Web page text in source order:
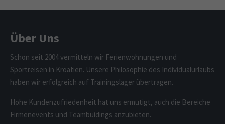
Über Uns
Schon seit 2004 vermitteln wir Ferienwohnungen und
Sportreisen in Kroatien. Unsere Philosophie des Individualurlaubs
haben wir erfolgreich auf Trainingslager übertragen.
Hohe Kundenzufriedenheit hat uns ermutigt, auch die Bereiche
Firmenevents und Teambuidings anzubieten.